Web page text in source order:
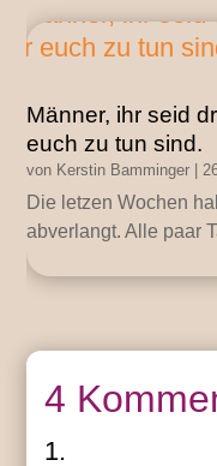
Männer, ihr seid
euch zu tun sind.
von Kerstin Bamminger |
Die letzen Wochen
abverlangt. Alle paar
4